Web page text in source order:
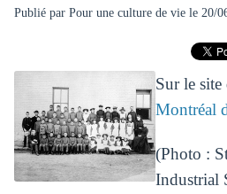
Publié par Pour une culture de viele 20/
Sur le site
Montréal
(Photo :
Industrial